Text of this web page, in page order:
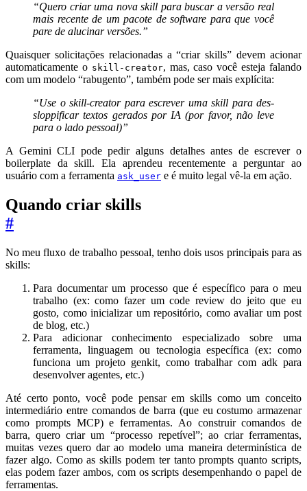
“Quero criar uma nova skill para buscar a versão real
mais recente de um pacote de software para que você
pare de alucinar versões.”
Quaisquer solicitações relacionadas a “criar skills” devem acionar
automaticamente o skill-creator, mas, caso você esteja falando
com um modelo “rabugento”, também pode ser mais explícita:
“Use o skill-creator para escrever uma skill para des-
sloppificar textos gerados por IA (por favor, não leve
para o lado pessoal)”
A Gemini CLI pode pedir alguns detalhes antes de escrever o
boilerplate da skill. Ela aprendeu recentemente a perguntar ao
usuário com a ferramenta ask_user e é muito legal vê-la em ação.
Quando criar skills
#
No meu fluxo de trabalho pessoal, tenho dois usos principais para as
skills:
Para documentar um processo que é específico para o meu
trabalho (ex: como fazer um code review do jeito que eu
gosto, como inicializar um repositório, como avaliar um post
de blog, etc.)
Para adicionar conhecimento especializado sobre uma
ferramenta, linguagem ou tecnologia específica (ex: como
funciona um projeto genkit, como trabalhar com adk para
desenvolver agentes, etc.)
Até certo ponto, você pode pensar em skills como um conceito
intermediário entre comandos de barra (que eu costumo armazenar
como prompts MCP) e ferramentas. Ao construir comandos de
barra, quero criar um “processo repetível”; ao criar ferramentas,
muitas vezes quero dar ao modelo uma maneira determinística de
fazer algo. Como as skills podem ter tanto prompts quanto scripts,
elas podem fazer ambos, com os scripts desempenhando o papel de
ferramentas.